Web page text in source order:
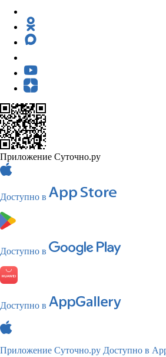
Приложение Суточно.ру
Доступно в
Доступно в
Доступно в
Приложение Суточно.ру Доступно в